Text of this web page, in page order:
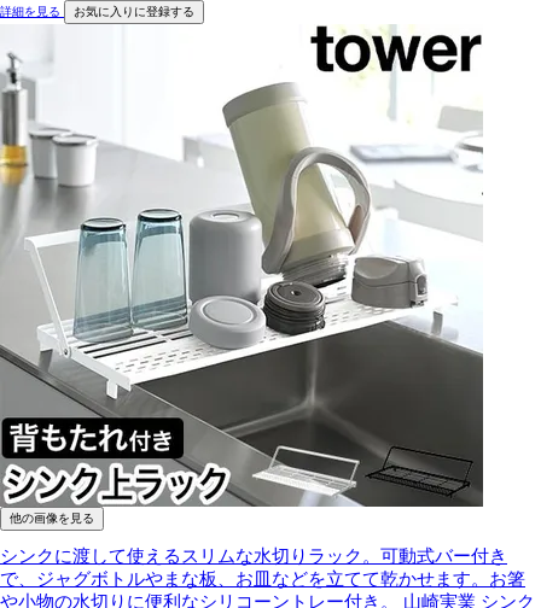
詳細を見る
お気に入りに登録する
他の画像を見る
シンクに渡して使えるスリムな水切りラック。可動式バー付き
で、ジャグボトルやまな板、お皿などを立てて乾かせます。お箸
や小物の水切りに便利なシリコーントレー付き。
山崎実業 シンク